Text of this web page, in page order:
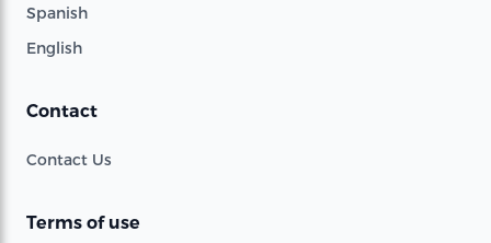
Spanish
English
Contact
Contact Us
Terms of use